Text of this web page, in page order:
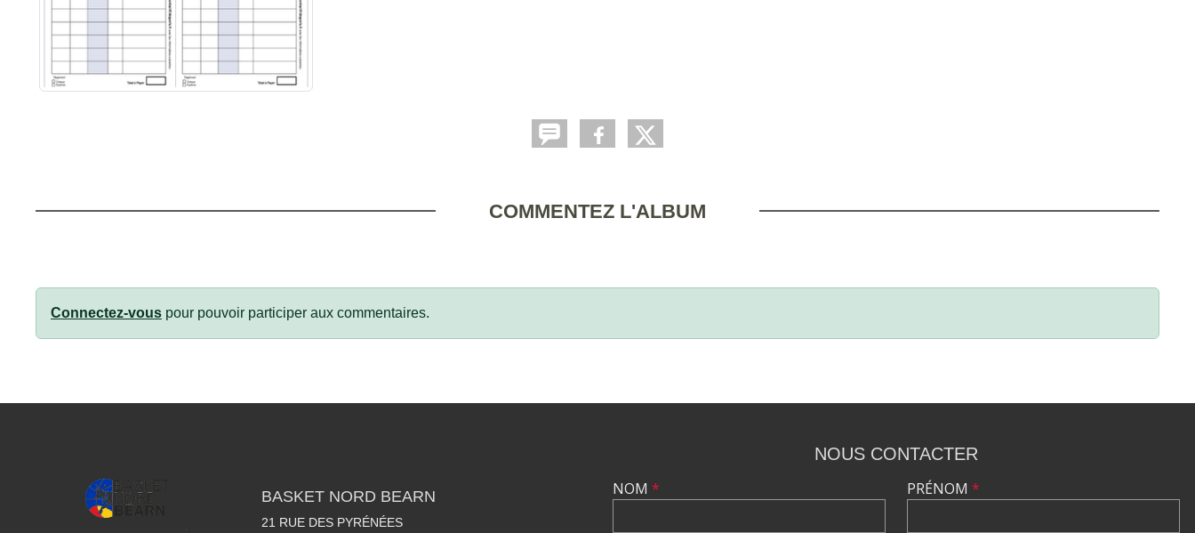
COMMENTEZ L'ALBUM
Connectez-vous pour pouvoir participer aux commentaires.
BASKET NORD BEARN
21 RUE DES PYRÉNÉES
NOUS CONTACTER
NOM * PRÉNOM *